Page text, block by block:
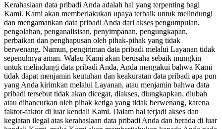
Kerahasiaan data pribadi Anda adalah hal yang terpenting bagi
Kami. Kami akan memberlakukan upaya terbaik untuk melindungi
dan mengamankan data pribadi Anda dari akses pengumpulan,
pengolahan, penganalisisan, penyimpanan, pengungkapan,
perbaikan dan penghapusan oleh pihak-pihak yang tidak
berwenang. Namun, pengiriman data pribadi melalui Layanan tidak
sepenuhnya aman. Walau Kami akan berusaha sebaik mungkin
untuk melindungi data pribadi Anda, Anda mengakui bahwa Kami
tidak dapat menjamin keutuhan dan keakuratan data pribadi apa pun
yang Anda kirimkan melalui Layanan, atau menjamin bahwa data
pribadi tersebut tidak akan dicegat, diakses, diungkapkan, diubah
atau dihancurkan oleh pihak ketiga yang tidak berwenang, karena
faktor-faktor di luar kendali Kami. Dalam hal terjadi akses dan
kegiatan ilegal atas kerahasiaan data pribadi Anda dan berada di luar